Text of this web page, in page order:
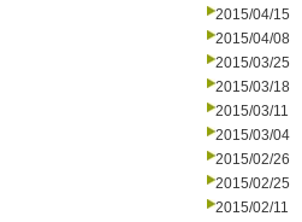
2015/04/15
2015/04/08
2015/03/25
2015/03/18
2015/03/11
2015/03/04
2015/02/26
2015/02/25
2015/02/11